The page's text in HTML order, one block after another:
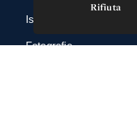
Rifiuta
Iscrizioni
Fotografie